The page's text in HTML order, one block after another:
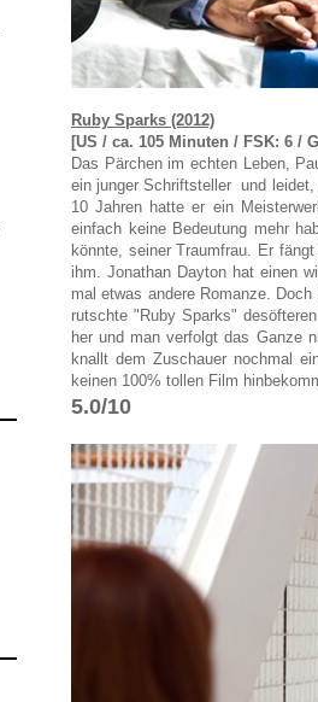
Ruby Sparks (2012)
[US / ca. 105 Minuten / FSK: 6 /
Das Pärchen im echten Leben,
ein junger Schriftsteller und
10 Jahren hatte er ein
einfach keine Bedeutung mehr
könnte, seiner Traumfrau. Er
ihm. Jonathan Dayton hat einen
mal etwas andere Romanze.
rutschte "Ruby Sparks"
her und man verfolgt das Ganze
knallt dem Zuschauer nochmal
keinen 100% tollen Film
5.0/10